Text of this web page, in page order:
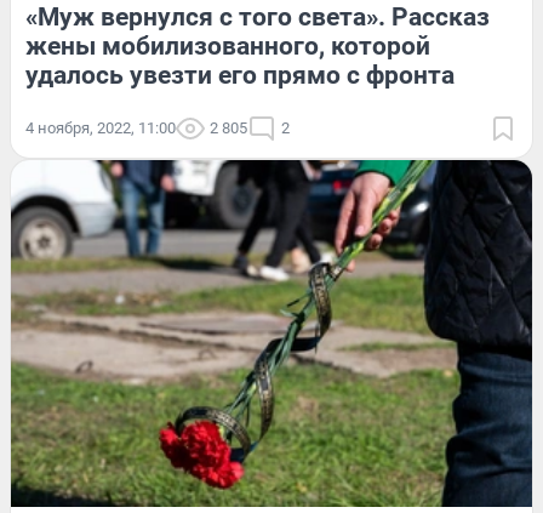
«Муж вернулся с того света». Рассказ
жены мобилизованного, которой
удалось увезти его прямо с фронта
4 ноября, 2022, 11:00 2 805 2